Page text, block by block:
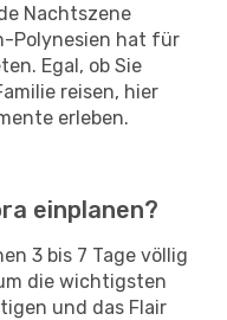
Nachtszene
Polynesien hat für
Egal, ob Sie
reisen, hier
erleben.
einplanen?
3 bis 7 Tage völlig
die wichtigsten
und das Flair